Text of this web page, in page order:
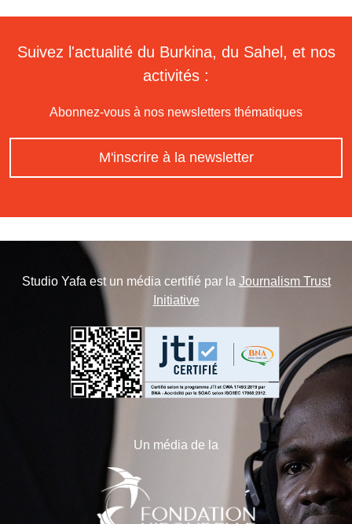
Suivez l'actualité du Burkina, du Sahel, et nos
activités :
Abonnez-vous à nos newsletters thématiques
M'inscrire à la newsletter
Studio Yafa est un média certifié par la Journalism Trust
Initiative
Un média de la